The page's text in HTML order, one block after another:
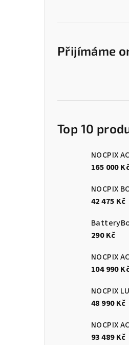
Přijímáme
Top 10
NOCPIX
165 000
NOCPIX
42 475 Kč
290 Kč
NOCPIX
104 990
NOCPIX
48 990 Kč
NOCPIX
93 489 Kč